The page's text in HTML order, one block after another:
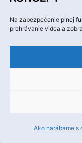
Na zabezpečenie plnej
prehrávanie videa a
Ako narábame s